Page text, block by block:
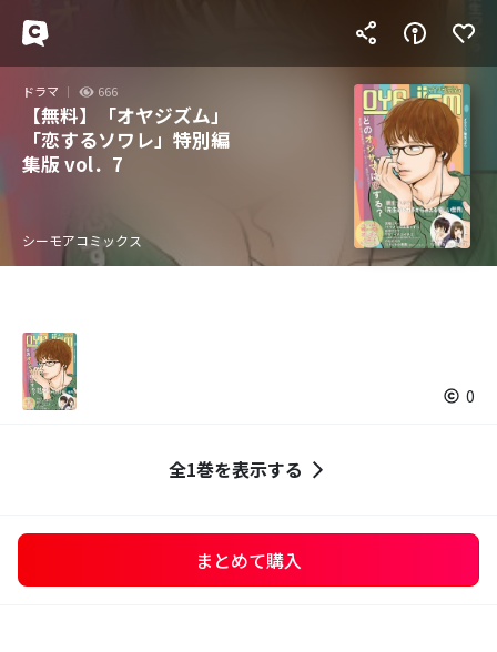
ドラマ 666
【無料】「オヤジズム」
「恋するソワレ」特別編
集版 vol．7
シーモアコミックス
0
全1巻を表示する
まとめて購入